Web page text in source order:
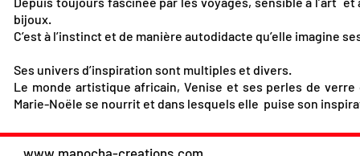
bijoux.
C’est à l’instinct et de manière autodidacte qu’elle imagine
Ses univers d’inspiration sont multiples et divers.
Le monde artistique africain, Venise et ses perles de
Marie-Noële se nourrit et dans lesquels elle puise son
www.manocha-creations.com